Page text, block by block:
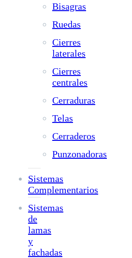
Bisagras
Ruedas
Cierres
laterales
Cierres
centrales
Cerraduras
Telas
Cerraderos
Punzonadoras
Sistemas
Complementarios
Sistemas
de
lamas
y
fachadas